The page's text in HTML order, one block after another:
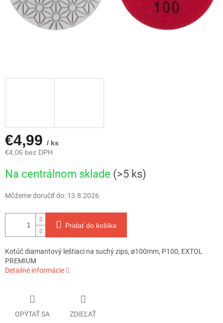
€4,99 / ks
€4,06 bez DPH
cena:
Na centrálnom sklade (>5 ks)
Môžeme doručiť do: 13.8.2026
Pridať do košíka
Kotúč diamantový leštiaci na suchý zips, ø100mm, P100, EXTOL
PREMIUM
Detailné informácie
OPÝTAŤ SA ZDIEĽAŤ